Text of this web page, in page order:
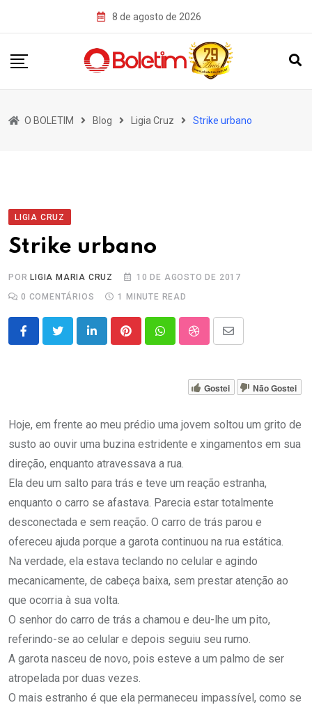
8 de agosto de 2026
O BOLETIM Blog Ligia Cruz Strike urbano
LIGIA CRUZ
Strike urbano
POR LIGIA MARIA CRUZ
10 DE AGOSTO DE 2017
0 COMENTÁRIOS 1 MINUTE READ
LinkedInPinterestWhatsappStumbleUpon
Share
Email
Gostei Não Gostei
Hoje, em frente ao meu prédio uma jovem soltou um grito de
susto ao ouvir uma buzina estridente e xingamentos em sua
direção, enquanto atravessava a rua.
Ela deu um salto para trás e teve um reação estranha,
enquanto o carro se afastava. Parecia estar totalmente
desconectada e sem reação. O carro de trás parou e
ofereceu ajuda porque a garota continuou na rua estática.
Na verdade, ela estava teclando no celular e agindo
mecanicamente, de cabeça baixa, sem prestar atenção ao
que ocorria à sua volta.
O senhor do carro de trás a chamou e deu-lhe um pito,
referindo-se ao celular e depois seguiu seu rumo.
A garota nasceu de novo, pois esteve a um palmo de ser
atropelada por duas vezes.
O mais estranho é que ela permaneceu impassível, como se